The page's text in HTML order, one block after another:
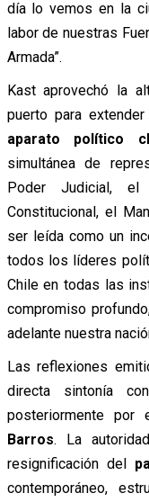
día lo vemos en la
labor de nuestras
Armada”.
Kast aprovechó la
puerto para
aparato político
simultánea de
Poder Judicial,
Constitucional, el
ser leída como un
todos los líderes
Chile en todas las
compromiso
adelante nuestra
Las reflexiones
directa sintonía
posteriormente por
Barros. La
resignificación del
contemporáneo,